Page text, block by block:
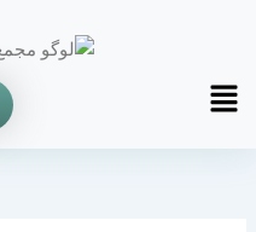
Main
Menu